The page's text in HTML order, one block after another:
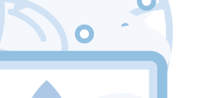
для лазерных процедур
и подтяжка кожи лица